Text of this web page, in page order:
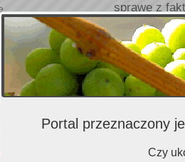
sprawę z
Bordeaux
Australii
Portal przeznaczony
Czy